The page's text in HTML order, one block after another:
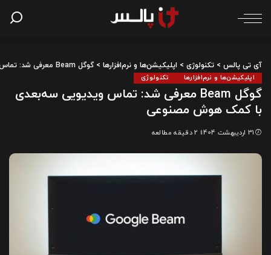
آی تی پالس > تکنولوژی > اپلیکیشن‌ها و نرم‌افزارها >گوگل Beam معرفی شد: تماس ویدیویی سه‌بعدی با کمک هوش مصنوعی
اپلیکیشن‌ها و نرم‌افزارها تکنولوژی
گوگل Beam معرفی شد: تماس ویدیویی سه‌بعدی
با کمک هوش مصنوعی
31 اردیبهشت 1404 2 دقیقه مطالعه